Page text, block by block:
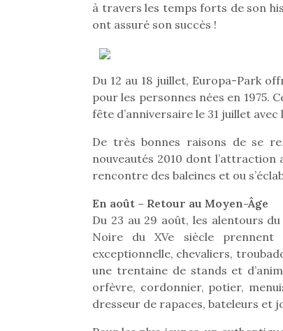
à travers les temps forts de son
ont assuré son succès !
Du 12 au 18 juillet, Europa-Park
pour les personnes nées en 1975.
fête d’anniversaire le 31 juillet
De très bonnes raisons de se
nouveautés 2010 dont l’attraction
rencontre des baleines et ou
En août – Retour au Moyen-Âge
Du 23 au 29 août, les alentours
Noire du XVe siècle prennent
exceptionnelle, chevaliers,
une trentaine de stands et
orfèvre, cordonnier, potier,
dresseur de rapaces, bateleurs et